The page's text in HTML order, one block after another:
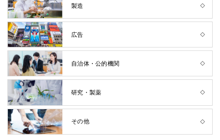
製造
広告
自治体・公的機関
研究・製薬
その他